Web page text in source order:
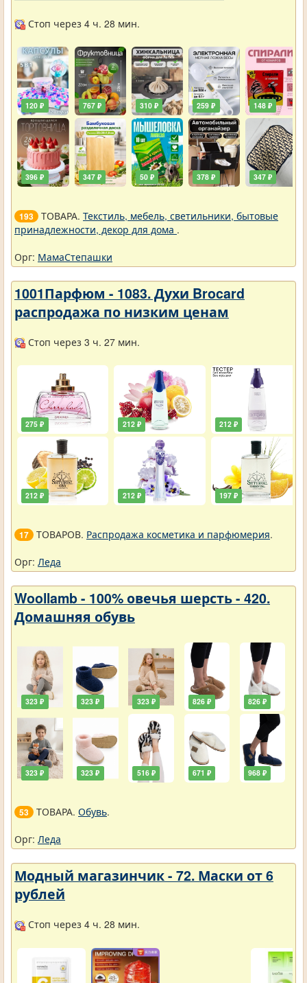
Стоп через 4 ч. 28 мин.
120 ₽
396 ₽
767 ₽
347 ₽
310 ₽
50 ₽
259 ₽
378 ₽
148 ₽
347 ₽
193 ТОВАРА. Текстиль, мебель, светильники, бытовые
принадлежности, декор для дома .
Орг: МамаСтепашки
1001Парфюм - 1083. Духи Brocard
распродажа по низким ценам
Стоп через 3 ч. 27 мин.
275 ₽
212 ₽
212 ₽
212 ₽
212 ₽
197 ₽
17 ТОВАРОВ. Распродажа косметика и парфюмерия.
Орг: Леда
Woollamb - 100% овечья шерсть - 420.
Домашняя обувь
323 ₽
323 ₽
323 ₽
323 ₽
323 ₽
516 ₽
826 ₽
671 ₽
826 ₽
968 ₽
53 ТОВАРА. Обувь.
Орг: Леда
Модный магазинчик - 72. Маски от 6
рублей
Стоп через 4 ч. 28 мин.